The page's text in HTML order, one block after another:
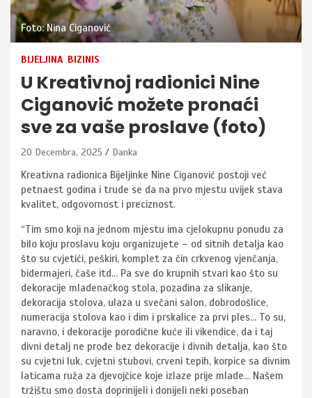
Foto: Nina Ciganović
BIJELJINA BIZINIS
U Kreativnoj radionici Nine
Ciganović možete pronaći
sve za vaše proslave (foto)
20 Decembra, 2025 Danka
Kreativna radionica Bijeljinke Nine Ciganović postoji već
petnaest godina i trude se da na prvo mjestu uvijek stava
kvalitet, odgovornost i preciznost.
“Tim smo koji na jednom mjestu ima cjelokupnu ponudu za
bilo koju proslavu koju organizujete – od sitnih detalja kao
što su cvjetići, peškiri, komplet za čin crkvenog vjenčanja,
bidermajeri, čaše itd… Pa sve do krupnih stvari kao što su
dekoracije mladenačkog stola, pozadina za slikanje,
dekoracija stolova, ulaza u svečani salon, dobrodošlice,
numeracija stolova kao i dim i prskalice za prvi ples… To su,
naravno, i dekoracije porodične kuće ili vikendice, da i taj
divni detalj ne prođe bez dekoracije i divnih detalja, kao što
su cvjetni luk, cvjetni stubovi, crveni tepih, korpice sa divnim
laticama ruža za djevojčice koje izlaze prije mlade… Našem
tržištu smo dosta doprinijeli i donijeli neki poseban